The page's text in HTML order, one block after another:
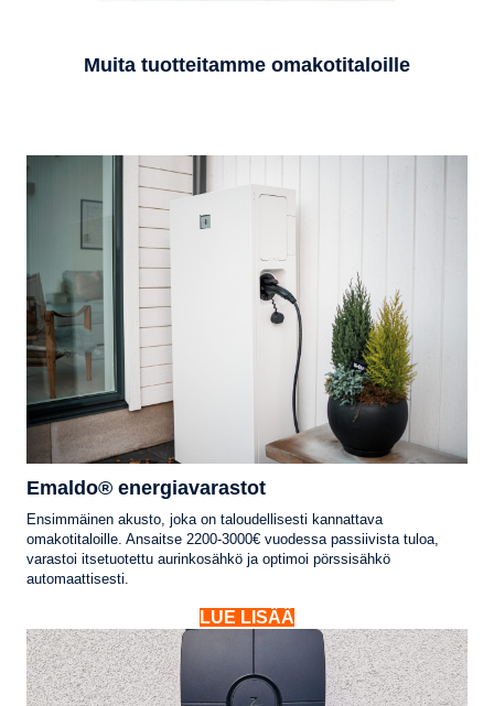
Muita tuotteitamme omakotitaloille
Emaldo® energiavarastot
Ensimmäinen akusto, joka on taloudellisesti kannattava
omakotitaloille. Ansaitse 2200-3000€ vuodessa passiivista tuloa,
varastoi itsetuotettu aurinkosähkö ja optimoi pörssisähkö
automaattisesti.
LUE LISÄÄ